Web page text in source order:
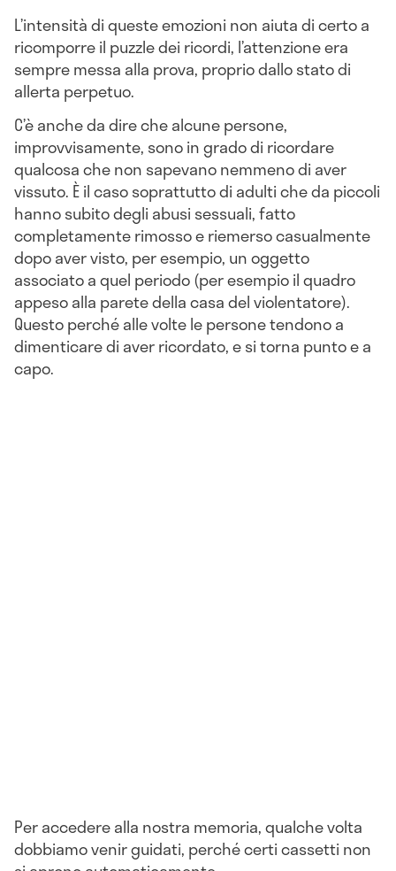
L’intensità di queste emozioni non aiuta di certo a
ricomporre il puzzle dei ricordi, l’attenzione era
sempre messa alla prova, proprio dallo stato di
allerta perpetuo.
C’è anche da dire che alcune persone,
improvvisamente, sono in grado di ricordare
qualcosa che non sapevano nemmeno di aver
vissuto. È il caso soprattutto di adulti che da piccoli
hanno subito degli abusi sessuali, fatto
completamente rimosso e riemerso casualmente
dopo aver visto, per esempio, un oggetto
associato a quel periodo (per esempio il quadro
appeso alla parete della casa del violentatore).
Questo perché alle volte le persone tendono a
dimenticare di aver ricordato, e si torna punto e a
capo.
Per accedere alla nostra memoria, qualche volta
dobbiamo venir guidati, perché certi cassetti non